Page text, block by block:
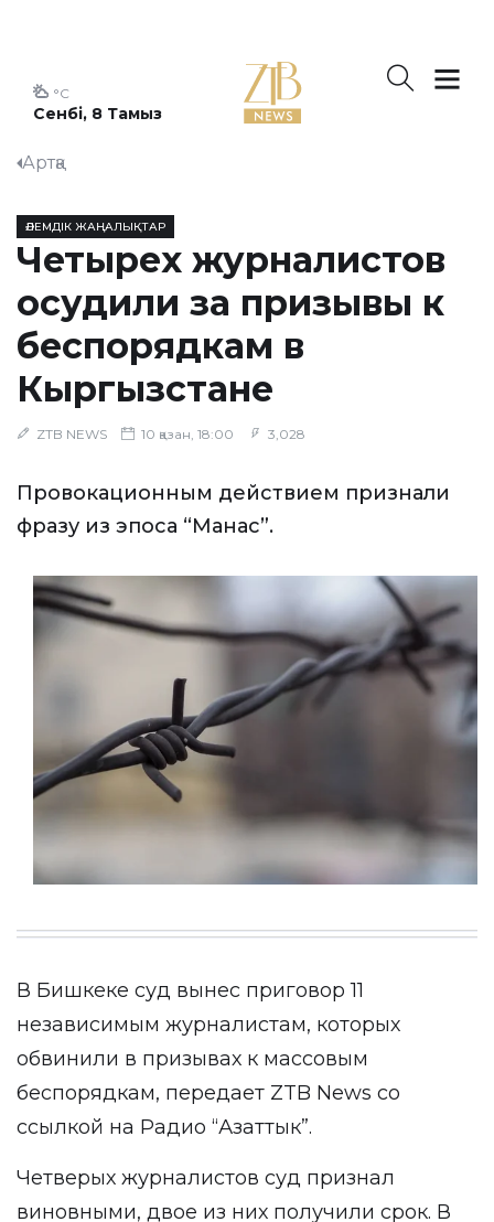
Сенбі, 8 Тамыз
°C
Артқа
ӘЛЕМДІК ЖАҢАЛЫҚТАР
Четырех журналистов
осудили за призывы к
беспорядкам в
Кыргызстане
ZTB NEWS 10 қазан, 18:00 3,028
Провокационным действием признали
фразу из эпоса “Манас”.
В Бишкеке суд вынес приговор 11
независимым журналистам, которых
обвинили в призывах к массовым
беспорядкам, передает ZTB News со
ссылкой на Радио “Азаттык”.
Четверых журналистов суд признал
виновными, двое из них получили срок. В